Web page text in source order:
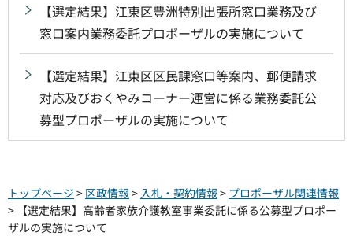
【選定結果】江東区豊洲特別出張所窓口業務及び
窓口案内業務委託プロポーザルの実施について
【選定結果】江東区区民課窓口等案内、郵便請求
対応及びおくやみコーナー運営に係る業務委託公
募型プロポーザルの実施について
トップページ > 区政情報 > 入札・契約情報 > プロポーザル関連情報
> 【選定結果】高齢者家族介護教室事業委託に係る公募型プロポー
ザルの実施について